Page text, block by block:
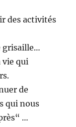
des activités
grisaille…
vie qui
de
qui nous
…